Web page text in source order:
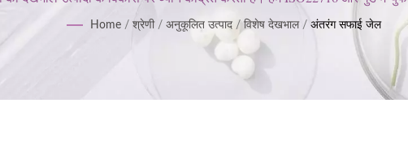
अपेक्षाओं को पूरा करने के लिए एक सख्त दृष्टिकोण बनाए रखते हैं।
Home / श्रेणी / अनुकूलित उत्पाद / विशेष देखभाल / अंतरंग सफाई जेल